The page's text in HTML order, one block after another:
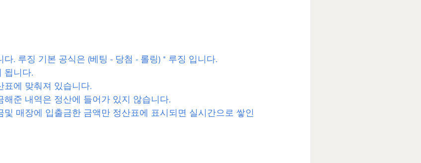
. 루징 기본 공식은 (베팅 - 당첨 - 롤링) * 루징 입니다.
됩니다.
표에 맞춰져 있습니다.
해준 내역은 정산에 들어가 있지 않습니다.
및 매장에 입출금한 금액만 정산표에 표시되면 실시간으로 쌓인